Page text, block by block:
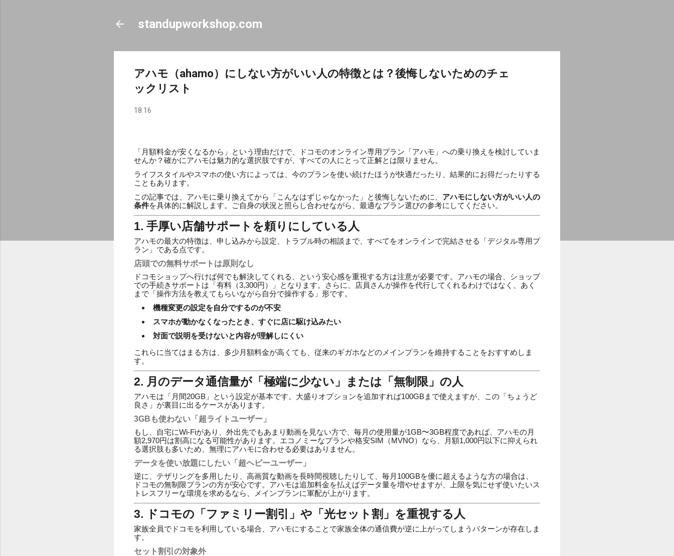
standupworkshop.com
アハモ（ahamo）にしない方がいい人の特徴とは？後悔しないためのチェ
ックリスト
18:16
「月額料金が安くなるから」という理由だけで、ドコモのオンライン専用プラン「アハモ」への乗り換えを検討していま
せんか？確かにアハモは魅力的な選択肢ですが、すべての人にとって正解とは限りません。
ライフスタイルやスマホの使い方によっては、今のプランを使い続けたほうが快適だったり、結果的にお得だったりする
こともあります。
この記事では、アハモに乗り換えてから「こんなはずじゃなかった」と後悔しないために、 アハモにしない方がいい人の
条件を具体的に解説します。ご自身の状況と照らし合わせながら、最適なプラン選びの参考にしてください。
1. 手厚い店舗サポートを頼りにしている人
アハモの最大の特徴は、申し込みから設定、トラブル時の相談まで、すべてをオンラインで完結させる「デジタル専用プ
ラン」である点です。
店頭での無料サポートは原則なし
ドコモショップへ行けば何でも解決してくれる、という安心感を重視する方は注意が必要です。アハモの場合、ショップ
での手続きサポートは「有料（3,300円）」となります。さらに、店員さんが操作を代行してくれるわけではなく、あく
まで「操作方法を教えてもらいながら自分で操作する」形です。
機種変更の設定を自分でするのが不安
スマホが動かなくなったとき、すぐに店に駆け込みたい
対面で説明を受けないと内容が理解しにくい
これらに当てはまる方は、多少月額料金が高くても、従来のギガホなどのメインプランを維持することをおすすめしま
す。
2. 月のデータ通信量が「極端に少ない」または「無制限」の人
アハモは「月間20GB」という設定が基本です。大盛りオプションを追加すれば100GBまで使えますが、この「ちょうど
良さ」が裏目に出るケースがあります。
3GBも使わない「超ライトユーザー」
もし、自宅にWi-Fiがあり、外出先でもあまり動画を見ない方で、毎月の使用量が1GB〜3GB程度であれば、アハモの月
額2,970円は割高になる可能性があります。エコノミーなプランや格安SIM（MVNO）なら、月額1,000円以下に抑えられ
る選択肢も多いため、無理にアハモに合わせる必要はありません。
データを使い放題にしたい「超ヘビーユーザー」
逆に、テザリングを多用したり、高画質な動画を長時間視聴したりして、毎月100GBを優に超えるような方の場合は、
ドコモの無制限プランの方が安心です。アハモは追加料金を払えばデータ量を増やせますが、上限を気にせず使いたいス
トレスフリーな環境を求めるなら、メインプランに軍配が上がります。
3. ドコモの「ファミリー割引」や「光セット割」を重視する人
家族全員でドコモを利用している場合、アハモにすることで家族全体の通信費が逆に上がってしまうパターンが存在しま
す。
セット割引の対象外